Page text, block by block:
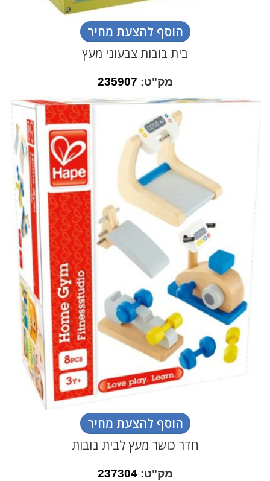
הוסף להצעת מחיר
בית בובות צבעוני מעץ
מק"ט: 235907
הוסף להצעת מחיר
חדר כושר מעץ לבית בובות
מק"ט:237304